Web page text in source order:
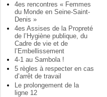
4es rencontres « Femmes
du Monde en Seine-Saint-
Denis »
4es Assises de la Propreté
de l’Hygiène publique, du
Cadre de vie et de
l’Embellissement
4-1 au Sambola !
5 règles à respecter en cas
d’arrêt de travail
Le prolongement de la
ligne 12